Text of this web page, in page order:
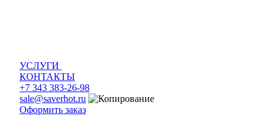
УСЛУГИ
КОНТАКТЫ
+7 343 383-26-98
sale@saverhot.ru
Оформить заказ